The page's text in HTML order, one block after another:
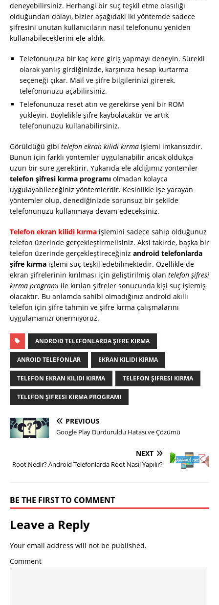
deneyebilirsiniz. Herhangi bir suç teşkil etme olasılığı
olduğundan dolayı, bizler aşağıdaki iki yöntemde sadece
şifresini unutan kullanıcıların nasıl telefonunu yeniden
kullanabileceklerini ele aldık.
Telefonunuza bir kaç kere giriş yapmayı deneyin. Sürekli
olarak yanlış girdiğinizde, karşınıza hesap kurtarma
seçeneği çıkar. Mail ve şifre bilgilerinizi girerek,
telefonunuzu açabilirsiniz.
Telefonunuza reset atın ve gerekirse yeni bir ROM
yükleyin. Böylelikle şifre kaybolacaktır ve artık
telefonunuzu kullanabilirsiniz.
Görüldüğü gibi telefon ekran kilidi kırma işlemi imkansızdır.
Bunun için farklı yöntemler uygulanabilir ancak oldukça
uzun bir süre gerektirir. Yukarıda ele aldığımız yöntemler
telefon şifresi kırma programı olmadan kolayca
uygulayabileceğiniz yöntemlerdir. Kesinlikle işe yarayan
yöntemler olup, denediğinizde sorunsuz bir şekilde
telefonunuzu kullanmaya devam edeceksiniz.
Telefon ekran kilidi kırma işlemini sadece sahip olduğunuz
telefon üzerinde gerçekleştirmelisiniz. Aksi takirde, başka bir
telefon üzerinde gerçekleştireceğiniz android telefonlarda
şifre kırma işlemi suç teşkil edebilmektedir. Özellikle de
ekran şifrelerinin kırılması için geliştirilmiş olan telefon şifresi
kırma programı ile kırılan şifreler sonucunda kişi suç işlemiş
olacaktır. Bu anlamda sahibi olmadığınız android akıllı
telefon için şifre tahmin ve şifre kırma çalışmalarını
uygulamanızı önermiyoruz.
ANDROID TELEFONLARDA ŞIFRE KIRMA
ANROID TELEFONLAR EKRAN KILIDI KIRMA
TELEFON EKRAN KILIDI KIRMA TELEFON ŞIFRESI KIRMA
TELEFON ŞIFRESI KIRMA PROGRAMI
PREVIOUS
Google Play Durduruldu Hatası ve Çözümü
NEXT
Root Nedir? Android Telefonlarda Root Nasıl Yapılır?
BE THE FIRST TO COMMENT
Leave a Reply
Your email address will not be published.
Comment